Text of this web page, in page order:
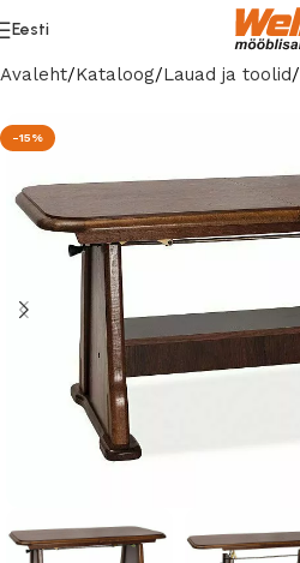
Eesti
Avaleht Kataloog Lauad ja toolid
-15%